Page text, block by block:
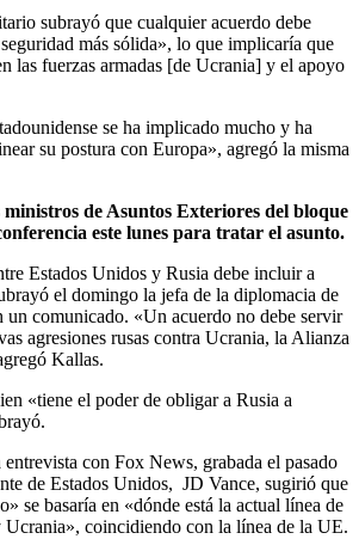
subrayó que cualquier acuerdo debe
más sólida», lo que implicaría que
las fuerzas armadas [de Ucrania] y el apoyo
se ha implicado mucho y ha
su postura con Europa», agregó la misma
de Asuntos Exteriores del bloque
este lunes para tratar el asunto.
Estados Unidos y Rusia debe incluir a
el domingo la jefa de la diplomacia de
comunicado. «Un acuerdo no debe servir
agresiones rusas contra Ucrania, la Alianza
Kallas.
«tiene el poder de obligar a Rusia a
con Fox News, grabada el pasado
de Estados Unidos, JD Vance, sugirió que
se basaría en «dónde está la actual línea de
Ucrania», coincidiendo con la línea de la UE.